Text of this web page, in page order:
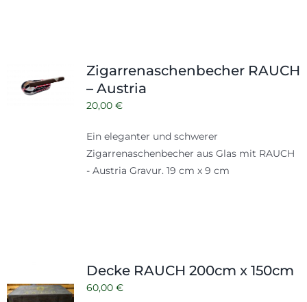
Zigarrenaschenbecher RAUCH
– Austria
20,00 €
Ein eleganter und schwerer
Zigarrenaschenbecher aus Glas mit RAUCH
- Austria Gravur. 19 cm x 9 cm
Decke RAUCH 200cm x 150cm
60,00 €